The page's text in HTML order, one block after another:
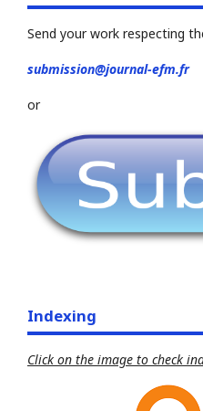
Send your work respecting
submission@journal-efm.fr
or
Indexing
Click on the image to check